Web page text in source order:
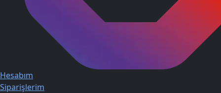
Hesabım
Siparişlerim